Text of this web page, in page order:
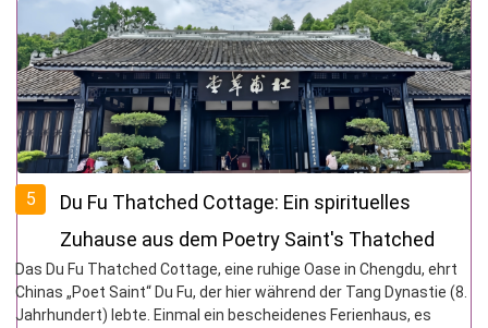
5
Du Fu Thatched Cottage: Ein spirituelles
Zuhause aus dem Poetry Saint's Thatched
Cottage in das Millennium Literary Holy Land
Das Du Fu Thatched Cottage, eine ruhige Oase in Chengdu, ehrt
Chinas „Poet Saint“ Du Fu, der hier während der Tang Dynastie (8.
Jahrhundert) lebte. Einmal ein bescheidenes Ferienhaus, es